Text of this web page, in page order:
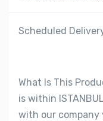
Scheduled
What Is This
is within
with our